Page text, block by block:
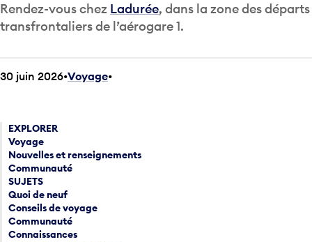
Rendez-vous chez Ladurée, dans la zone des départs
transfrontaliers de l’aérogare 1.
30 juin 2026 Voyage•
EXPLORER
Voyage
Nouvelles et renseignements
Communauté
SUJETS
Quoi de neuf
Conseils de voyage
Communauté
Connaissances